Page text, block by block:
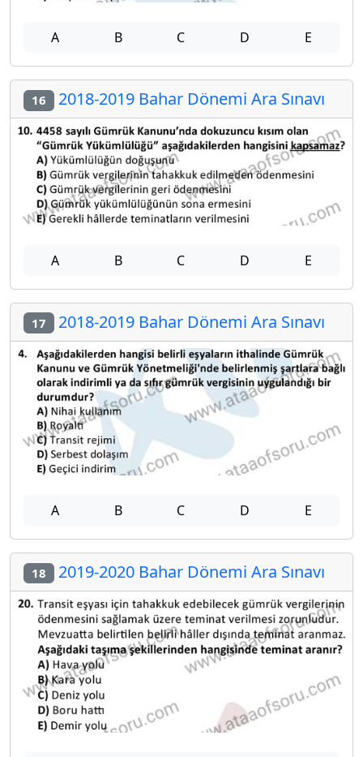
A B C D E
16 2018-2019 Bahar Dönemi Ara Sınavı
A B C D E
17 2018-2019 Bahar Dönemi Ara Sınavı
A B C D E
18 2019-2020 Bahar Dönemi Ara Sınavı